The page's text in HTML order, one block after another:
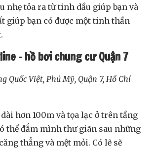
nhẹ tỏa ra từ tinh dầu giúp bạn và
giúp bạn có được một tinh thần
– hồ bơi chung cư Quận 7
Quốc Việt, Phú Mỹ, Quận 7, Hồ Chí
hơn 100m và tọa lạc ở trên tầng
thể đắm mình thư giãn sau những
thẳng và mệt mỏi. Có lẽ sẽ